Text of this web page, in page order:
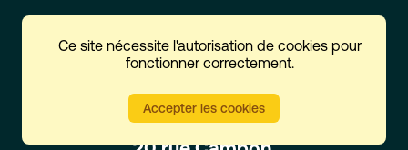
Ce site nécessite l'autorisation de cookies pour
fonctionner correctement.
Accepter les cookies